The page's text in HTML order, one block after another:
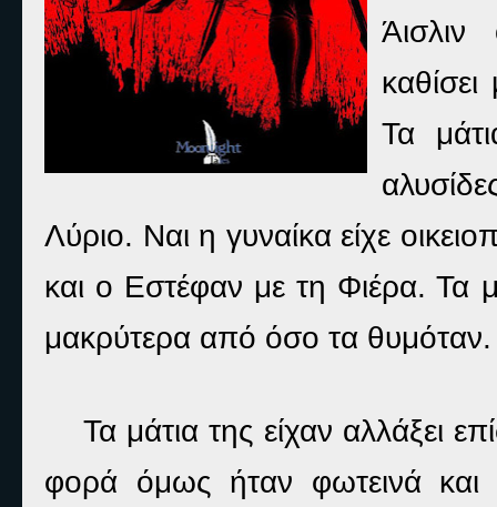
Τα
Λύριο. Ναι η γυναίκα είχε
και ο Εστέφαν με τη Φιέρα. Τα
μακρύτερα από όσο τα θυμόταν.
Τα μάτια της είχαν αλλάξει
φορά όμως ήταν φωτεινά και